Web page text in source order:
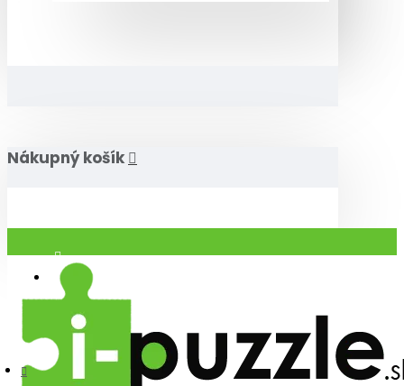
Nákupný košík
Prihlásiť
Registrovať